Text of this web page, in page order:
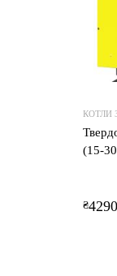
КОТЛИ
(15-
₴